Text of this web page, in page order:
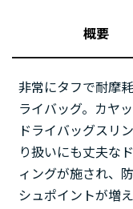
概要
非常にタフで耐摩
ライバッグ。カヤ
ドライバッグスリ
り扱いにも丈夫な
ィングが施され、
シュポイントが増